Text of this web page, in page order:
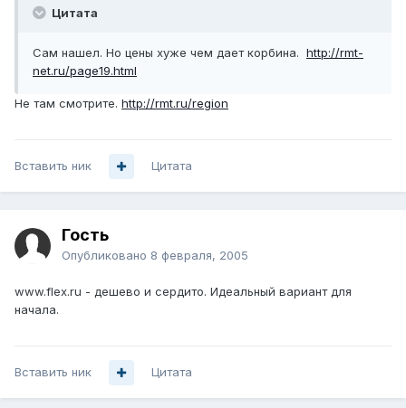
Цитата
Сам нашел. Но цены хуже чем дает корбина. http://rmt-
net.ru/page19.html
Не там смотрите. http://rmt.ru/region
Вставить ник Цитата
Гость
Опубликовано 8 февраля, 2005
www.flex.ru - дешево и сердито. Идеальный вариант для
начала.
Вставить ник Цитата